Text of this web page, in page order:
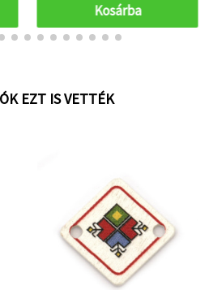
Kosárba
EZT IS VETTÉK